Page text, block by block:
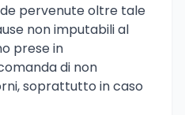
pervenute oltre tale
non imputabili al
prese in
di non
soprattutto in caso